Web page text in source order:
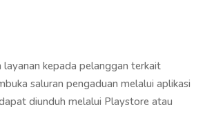
layanan kepada pelanggan terkait
saluran pengaduan melalui aplikasi
diunduh melalui Playstore atau